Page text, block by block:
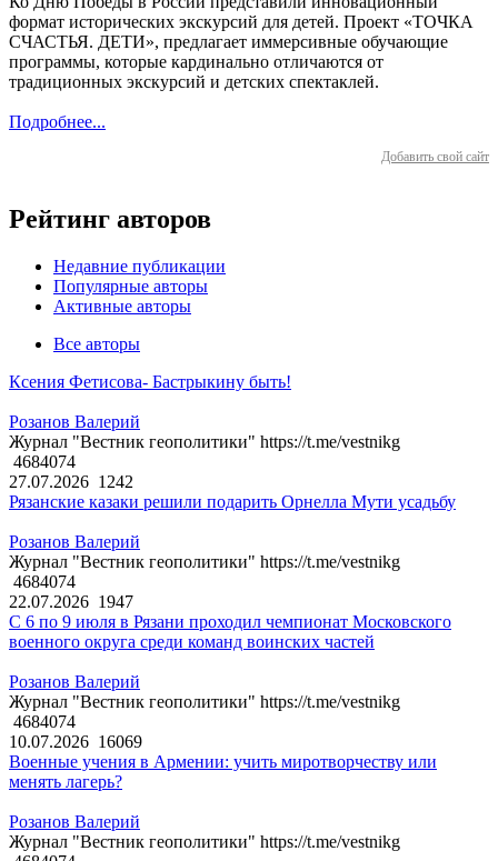
формат исторических экскурсий для детей. Проект «ТОЧКА
СЧАСТЬЯ. ДЕТИ», предлагает иммерсивные обучающие
программы, которые кардинально отличаются от
традиционных экскурсий и детских спектаклей.
Подробнее...
Добавить свой сайт
Рейтинг авторов
Недавние публикации
Популярные авторы
Активные авторы
Все авторы
Ксения Фетисова- Бастрыкину быть!
Розанов Валерий
Журнал "Вестник геополитики" https://t.me/vestnikg
4684074
27.07.2026 1242
Рязанские казаки решили подарить Орнелла Мути усадьбу
Розанов Валерий
Журнал "Вестник геополитики" https://t.me/vestnikg
4684074
22.07.2026 1947
С 6 по 9 июля в Рязани проходил чемпионат Московского
военного округа среди команд воинских частей
Розанов Валерий
Журнал "Вестник геополитики" https://t.me/vestnikg
4684074
10.07.2026 16069
Военные учения в Армении: учить миротворчеству или
менять лагерь?
Розанов Валерий
Журнал "Вестник геополитики" https://t.me/vestnikg